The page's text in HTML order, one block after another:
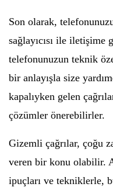
Son olarak,
sağlayıcısı ile iletişime
telefonunuzun teknik
bir anlayışla size
kapalıyken gelen
çözümler önerebilirler.
Gizemli çağrılar, çoğu
veren bir konu olabilir.
ipuçları ve tekniklerle,